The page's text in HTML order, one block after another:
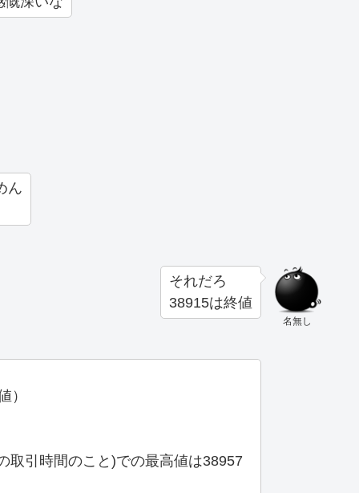
ん
名無し
それだろ
38915は終値
）
引時間のこと)での最高値は38957